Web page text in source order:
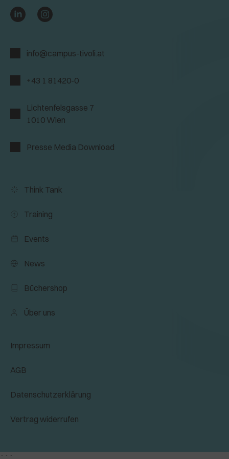
info@campus-tivoli.at
+43 1 81420-0
Lichtenfelsgasse 7
1010 Wien
Presse Media Download
Think Tank
Training
Events
News
Büchershop
Über uns
Impressum
AGB
Datenschutzerklärung
Vertrag widerrufen